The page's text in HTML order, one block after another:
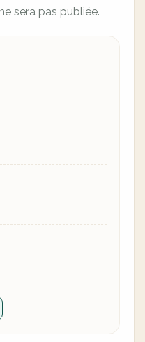
sera pas publiée.